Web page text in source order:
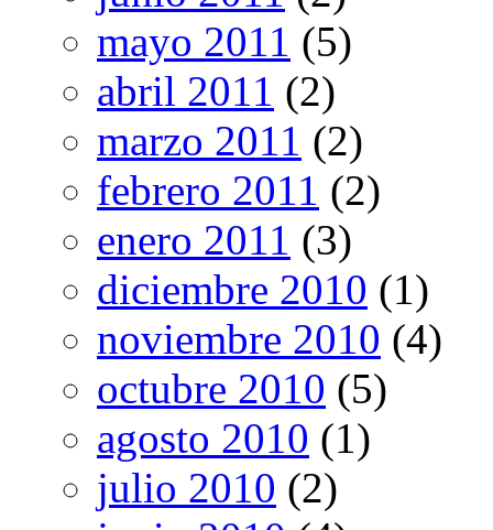
mayo 2011 (5)
abril 2011 (2)
marzo 2011 (2)
febrero 2011 (2)
enero 2011 (3)
diciembre 2010 (1)
noviembre 2010 (4)
octubre 2010 (5)
agosto 2010 (1)
julio 2010 (2)